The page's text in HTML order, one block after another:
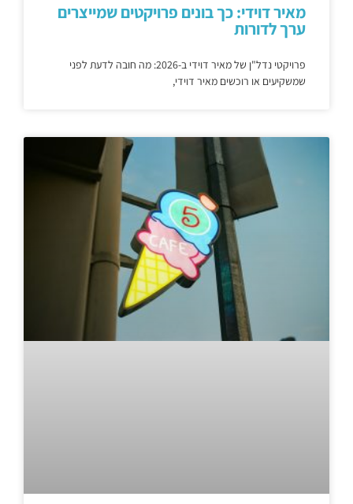
מאיר דוידי: כך בונים פרויקטים שמייצרים
ערך לדורות
פרויקטי נדל"ן של מאיר דוידי ב-2026: מה חובה לדעת לפני
שמשקיעים או רוכשים מאיר דוידי,